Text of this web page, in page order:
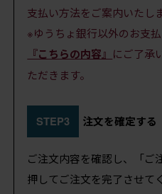
支払い方法をご案内いたし
※ゆうちょ銀行以外のお支
『こちらの内容』 にご了承
ただきます。
STEP3 注文を確定する
ご注文内容を確認し、「ご
押してご注文を完了させて